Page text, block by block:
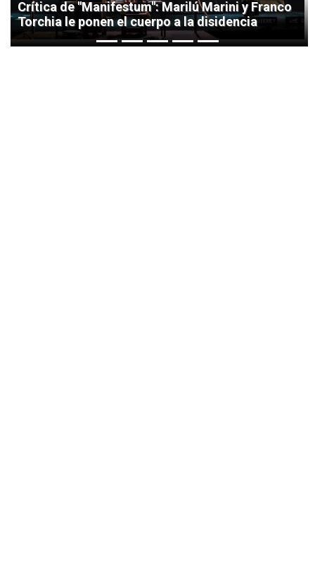
Crítica de "Manifestum": Marilú Marini y Franco
Torchia le ponen el cuerpo a la disidencia